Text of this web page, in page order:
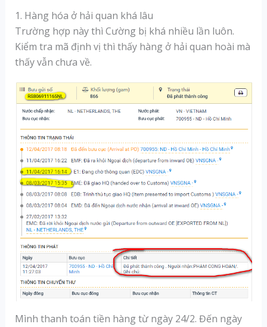
1. Hàng hóa ở hải quan khá lâu
Trường hợp này thì Cường bị khá nhiều lần luôn.
Kiểm tra mã định vị thì thấy hàng ở hải quan hoài mà
thấy vẫn chưa về.
Mình thanh toán tiền hàng từ ngày 24/2. Đến ngày